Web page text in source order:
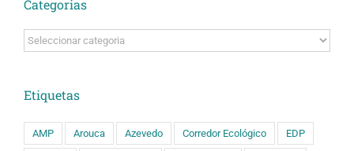
Categorias
Categorias
Etiquetas
AMP Arouca Azevedo Corredor Ecológico EDP